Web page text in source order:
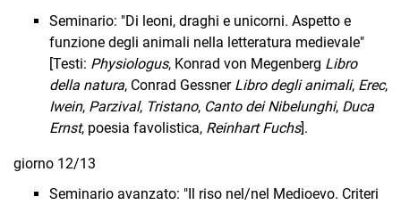
Seminario: "Di leoni, draghi e unicorni. Aspetto e
funzione degli animali nella letteratura medievale"
[Testi: Physiologus, Konrad von Megenberg Libro
della natura, Conrad Gessner Libro degli animali, Erec,
Iwein, Parzival, Tristano, Canto dei Nibelunghi, Duca
Ernst, poesia favolistica, Reinhart Fuchs].
giorno 12/13
Seminario avanzato: "Il riso nel/nel Medioevo. Criteri